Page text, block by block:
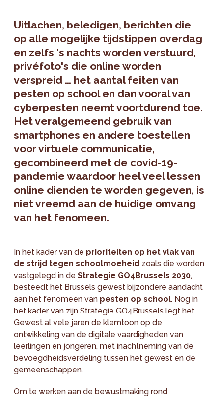
Uitlachen, beledigen, berichten die
op alle mogelijke tijdstippen overdag
en zelfs 's nachts worden verstuurd,
privéfoto's die online worden
verspreid … het aantal feiten van
pesten op school en dan vooral van
cyberpesten neemt voortdurend toe.
Het veralgemeend gebruik van
smartphones en andere toestellen
voor virtuele communicatie,
gecombineerd met de covid-19-
pandemie waardoor heel veel lessen
online dienden te worden gegeven, is
niet vreemd aan de huidige omvang
van het fenomeen.
In het kader van de prioriteiten op het vlak van
de strijd tegen schoolmoeheid zoals die worden
vastgelegd in deStrategie GO4Brussels 2030,
besteedt het Brussels gewest bijzondere aandacht
aan het fenomeen van pesten op school. Nog in
het kader van zijn Strategie GO4Brussels legt het
Gewest al vele jaren de klemtoon op de
ontwikkeling van de digitale vaardigheden van
leerlingen en jongeren, met inachtneming van de
bevoegdheidsverdeling tussen het gewest en de
gemeenschappen.
Om te werken aan de bewustmaking rond